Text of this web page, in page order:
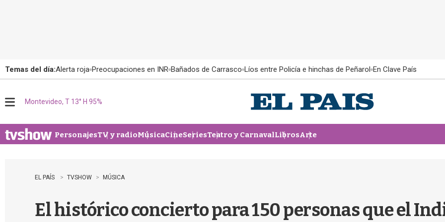
Temas del día:Alerta roja Preocupaciones en INR Bañados de Carrasco Líos entre Policía e hinchas de Peñarol En Clave País
u
Montevideo, T 13° H 95%
PersonajesTV y radioMúsicaCineSeriesTeatro y CarnavalLibrosArte
EL PAÍS TVSHOW MÚSICA
El histórico concierto para 150 personas que el